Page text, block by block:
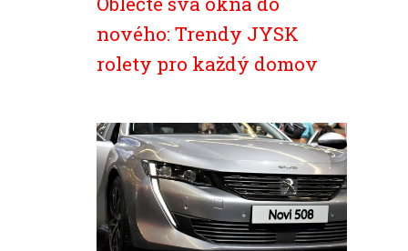
nového: Trendy JYSK
rolety pro každý domov